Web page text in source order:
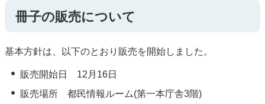
冊子の販売について
基本方針は、以下のとおり販売を開始しました。
販売開始日 12月16日
販売場所 都民情報ルーム(第一本庁舎3階)